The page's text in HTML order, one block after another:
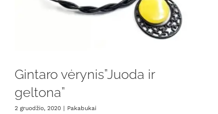
Gintaro vėrynis”Juoda ir
geltona”
2 gruodžio, 2020 | Pakabukai